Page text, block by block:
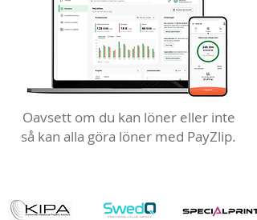
Oavsett om du kan löner eller inte
så kan alla göra löner med PayZlip.